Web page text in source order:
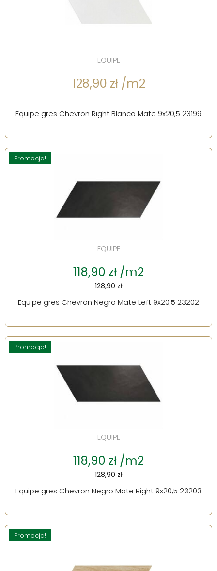
EQUIPE
128,90 zł /m2
Equipe gres Chevron Right Blanco Mate 9x20,5 23199
Promocja!
EQUIPE
118,90 zł /m2
128,90 zł
Equipe gres Chevron Negro Mate Left 9x20,5 23202
Promocja!
EQUIPE
118,90 zł /m2
128,90 zł
Equipe gres Chevron Negro Mate Right 9x20,5 23203
Promocja!